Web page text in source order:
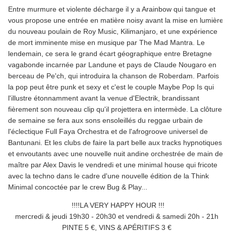
Entre murmure et violente décharge il y a Arainbow qui tangue et
vous propose une entrée en matière noisy avant la mise en lumière
du nouveau poulain de Roy Music, Kilimanjaro, et une expérience
de mort imminente mise en musique par The Mad Mantra. Le
lendemain, ce sera le grand écart géographique entre Bretagne
vagabonde incarnée par Landune et pays de Claude Nougaro en
berceau de Pe'ch, qui introduira la chanson de Roberdam. Parfois
la pop peut être punk et sexy et c'est le couple Maybe Pop Is qui
l'illustre étonnamment avant la venue d'Electrik, brandissant
fièrement son nouveau clip qu'il projettera en intermède. La clôture
de semaine se fera aux sons ensoleillés du reggae urbain de
l'éclectique Full Faya Orchestra et de l'afrogroove universel de
Bantunani. Et les clubs de faire la part belle aux tracks hypnotiques
et envoutants avec une nouvelle nuit andine orchestrée de main de
maître par Alex Davis le vendredi et une minimal house qui fricote
avec la techno dans le cadre d'une nouvelle édition de la Think
Minimal concoctée par le crew Bug & Play...
!!!!LA VERY HAPPY HOUR !!!
mercredi & jeudi 19h30 - 20h30 et vendredi & samedi 20h - 21h
PINTE 5 €, VINS & APÉRITIFS 3 €